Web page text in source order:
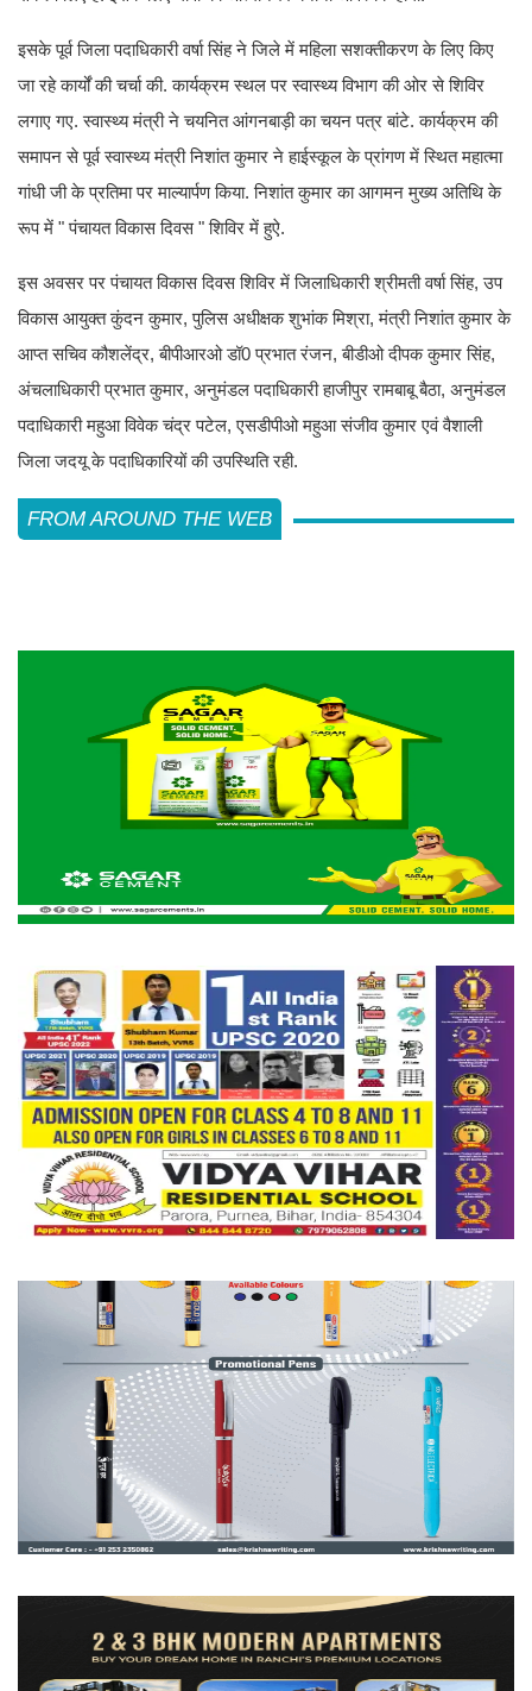
इसके पूर्व जिला पदाधिकारी वर्षा सिंह ने जिले में महिला सशक्तीकरण के लिए किए
जा रहे कार्यों की चर्चा की. कार्यक्रम स्थल पर स्वास्थ्य विभाग की ओर से शिविर
लगाए गए. स्वास्थ्य मंत्री ने चयनित आंगनबाड़ी का चयन पत्र बांटे. कार्यक्रम की
समापन से पूर्व स्वास्थ्य मंत्री निशांत कुमार ने हाईस्कूल के प्रांगण में स्थित महात्मा
गांधी जी के प्रतिमा पर माल्यार्पण किया. निशांत कुमार का आगमन मुख्य अतिथि के
रूप में " पंचायत विकास दिवस " शिविर में हुऐ.
इस अवसर पर पंचायत विकास दिवस शिविर में जिलाधिकारी श्रीमती वर्षा सिंह, उप
विकास आयुक्त कुंदन कुमार, पुलिस अधीक्षक शुभांक मिश्रा, मंत्री निशांत कुमार के
आप्त सचिव कौशलेंद्र, बीपीआरओ डॉ0 प्रभात रंजन, बीडीओ दीपक कुमार सिंह,
अंचलाधिकारी प्रभात कुमार, अनुमंडल पदाधिकारी हाजीपुर रामबाबू बैठा, अनुमंडल
पदाधिकारी महुआ विवेक चंद्र पटेल, एसडीपीओ महुआ संजीव कुमार एवं वैशाली
जिला जदयू के पदाधिकारियों की उपस्थिति रही.
FROM AROUND THE WEB